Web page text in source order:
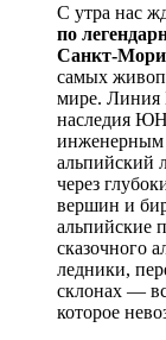
С утра нас
по
Санкт-
самых
мире. Линия
наследия
инженерным
альпийский
через
вершин и
альпийские
сказочного
ледники,
склонах —
которое